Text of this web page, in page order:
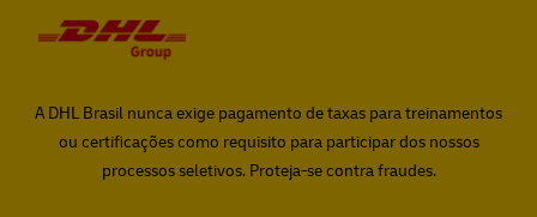
A DHL Brasil nunca exige pagamento de taxas para treinamentos
ou certificações como requisito para participar dos nossos
processos seletivos. Proteja-se contra fraudes.